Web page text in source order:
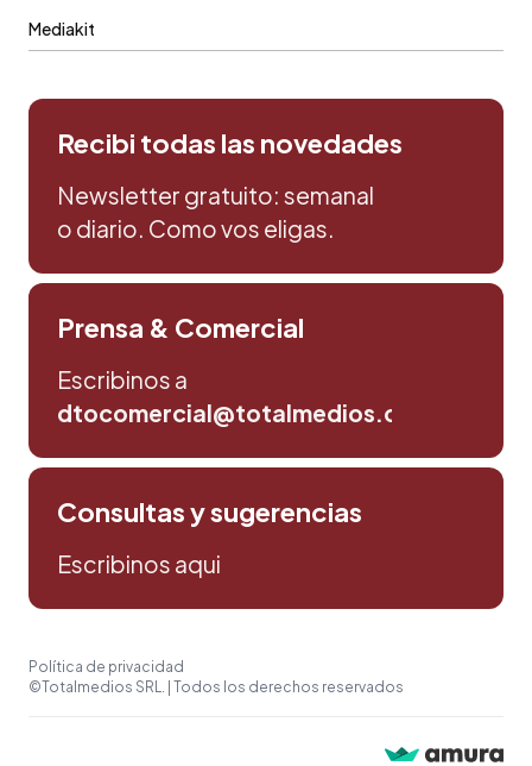
Mediakit
Recibi todas las novedades
Newsletter gratuito: semanal
o diario. Como vos eligas.
Prensa & Comercial
Escribinos a
dtocomercial@totalmedios.com
Consultas y sugerencias
Escribinos aqui
Política de privacidad
©Totalmedios SRL. | Todos los derechos reservados